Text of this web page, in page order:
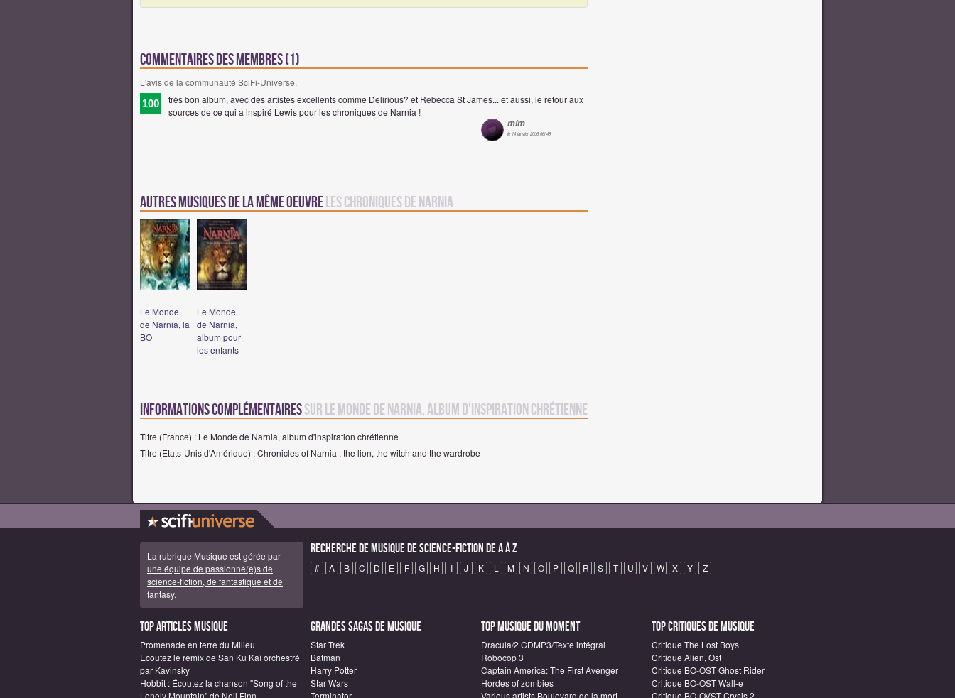
Commentaires des membres (1)
L'avis de la communauté SciFi-Universe.
100
très bon album, avec des artistes excellents comme Delirious? et Rebecca St James... et aussi, le retour aux
sources de ce qui a inspiré Lewis pour les chroniques de Narnia !
mim
le 14 janvier 2006 06h48
Autres musiques de la même oeuvre Les chroniques de Narnia
Le Monde
de Narnia, la
BO
Le Monde
de Narnia,
album pour
les enfants
Informations complémentairessur Le Monde de Narnia, album d'inspiration chrétienne
Titre (France) : Le Monde de Narnia, album d'inspiration chrétienne
Titre (Etats-Unis d'Amérique) : Chronicles of Narnia : the lion, the witch and the wardrobe
La rubrique Musique est gérée par
une équipe de passionné(e)s de
science-fiction, de fantastique et de
fantasy.
Recherche de Musique de science-fiction de A à Z
# A B C D E F G H I J K L M N O P Q R S T U V W X Y Z
Top articles Musique
Promenade en terre du Milieu
Ecoutez le remix de San Ku Kaï orchestré
par Kavinsky
Hobbit : Écoutez la chanson "Song of the
Lonely Mountain" de Neil Finn
Grandes sagas de Musique
Star Trek
Batman
Harry Potter
Star Wars
Terminator
Top Musique du moment
Dracula/2 CDMP3/Texte intégral
Robocop 3
Captain America: The First Avenger
Hordes of zombies
Various artists Boulevard de la mort
Top critiques de Musique
Critique The Lost Boys
Critique Alien, Ost
Critique BO-OST Ghost Rider
Critique BO-OST Wall-e
Critique BO-OVST Crysis 2